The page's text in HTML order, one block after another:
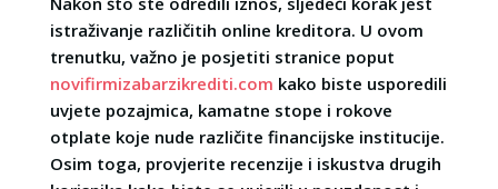
istraživanje različitih online kreditora. U ovom
trenutku, važno je posjetiti stranice poput
novifirmizabarzikrediti.com kako biste usporedili
uvjete pozajmica, kamatne stope i rokove
otplate koje nude različite financijske institucije.
Osim toga, provjerite recenzije i iskustva drugih